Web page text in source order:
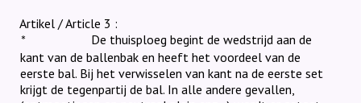
Artikel / Article 3 :
*
De thuisploeg begint de wedstrijd aan de
kant van de ballenbak en heeft het voordeel van de
eerste bal. Bij het verwisselen van kant na de eerste set
krijgt de tegenpartij de bal. In alle andere gevallen,